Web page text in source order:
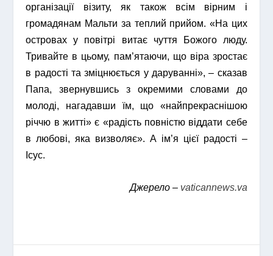
організації візиту, як також всім вірним і
громадянам Мальти за теплий прийом. «На цих
островах у повітрі витає чуття Божого люду.
Тривайте в цьому, пам’ятаючи, що віра зростає
в радості та зміцнюється у даруванні», – сказав
Папа, звернувшись з окремими словами до
молоді, нагадавши їм, що «найпрекраснішою
річчю в житті» є «радість повністю віддати себе
в любові, яка визволяє». А ім’я цієї радості –
Ісус.
Джерело – vaticannews.va